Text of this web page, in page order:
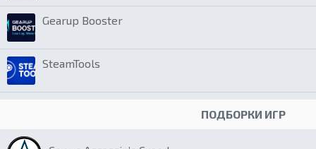
Gearup Booster
SteamTools
ПОДБОРКИ ИГР